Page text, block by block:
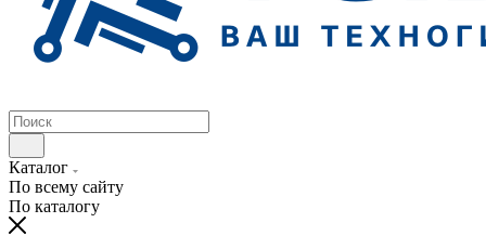
Каталог
По всему сайту
По каталогу